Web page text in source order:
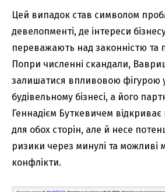
Цей випадок став символом
девелопменті, де інтереси
переважають над законністю та
Попри численні скандали,
залишатися впливовою фігурою
будівельному бізнесі, а його
Геннадієм Буткевичем
для обох сторін, але й несе
ризики через минулі та можливі
конфлікти.